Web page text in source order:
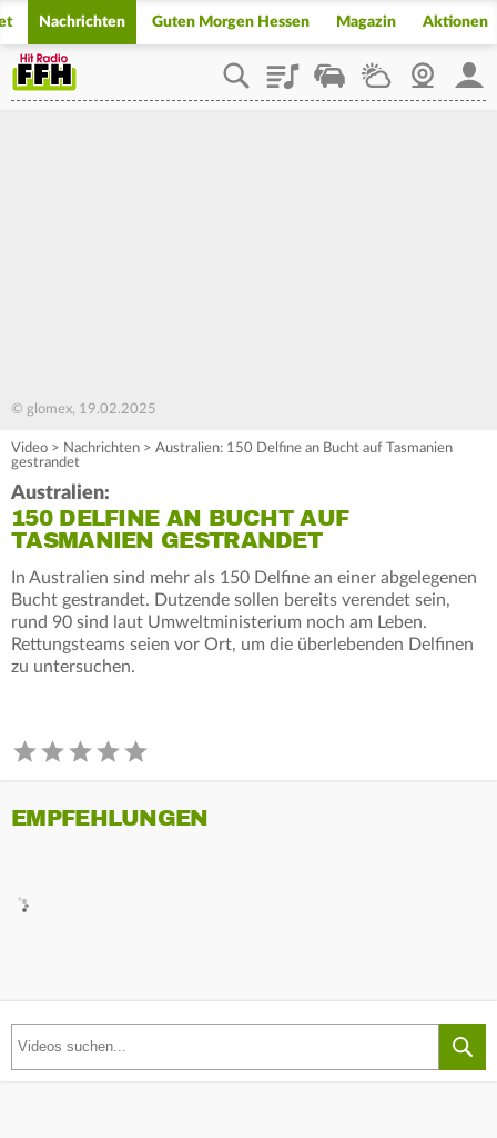
Nachrichten Guten Morgen Hessen Magazin Aktionen
PlaylistStaupilotWetterWebcam
© glomex, 19.02.2025
Video > Nachrichten > Australien: 150 Delfine an Bucht auf Tasmanien
gestrandet
Australien:
150 DELFINE AN BUCHT AUF
TASMANIEN GESTRANDET
In Australien sind mehr als 150 Delfine an einer abgelegenen
Bucht gestrandet. Dutzende sollen bereits verendet sein,
rund 90 sind laut Umweltministerium noch am Leben.
Rettungsteams seien vor Ort, um die überlebenden Delfinen
zu untersuchen.
EMPFEHLUNGEN